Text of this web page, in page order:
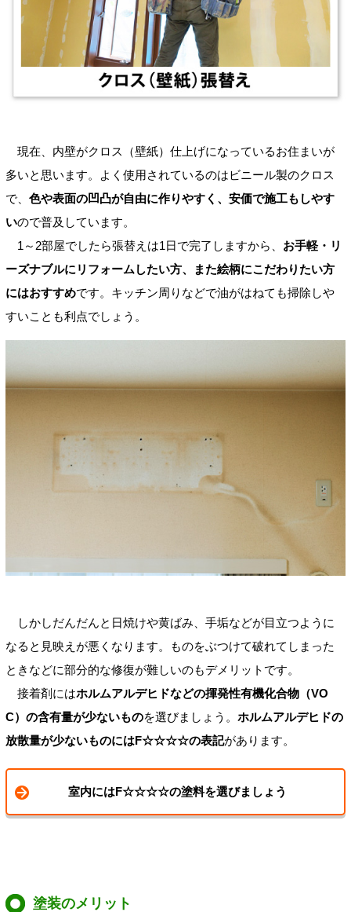
現在、内壁がクロス（壁紙）仕上げになっているお住まいが
多いと思います。よく使用されているのはビニール製のクロス
で、 色や表面の凹凸が自由に作りやすく、安価で施工もしやす
いので普及しています。
1～2部屋でしたら張替えは1日で完了しますから、 お手軽・リ
ーズナブルにリフォームしたい方、また絵柄にこだわりたい方
にはおすすめです。キッチン周りなどで油がはねても掃除しや
すいことも利点でしょう。
しかしだんだんと日焼けや黄ばみ、手垢などが目立つように
なると見映えが悪くなります。ものをぶつけて破れてしまった
ときなどに部分的な修復が難しいのもデメリットです。
接着剤にはホルムアルデヒドなどの揮発性有機化合物（VO
C）の含有量が少ないものを選びましょう。 ホルムアルデヒドの
放散量が少ないものにはF☆☆☆☆の表記があります。
室内にはF☆☆☆☆の塗料を選びましょう
塗装のメリット